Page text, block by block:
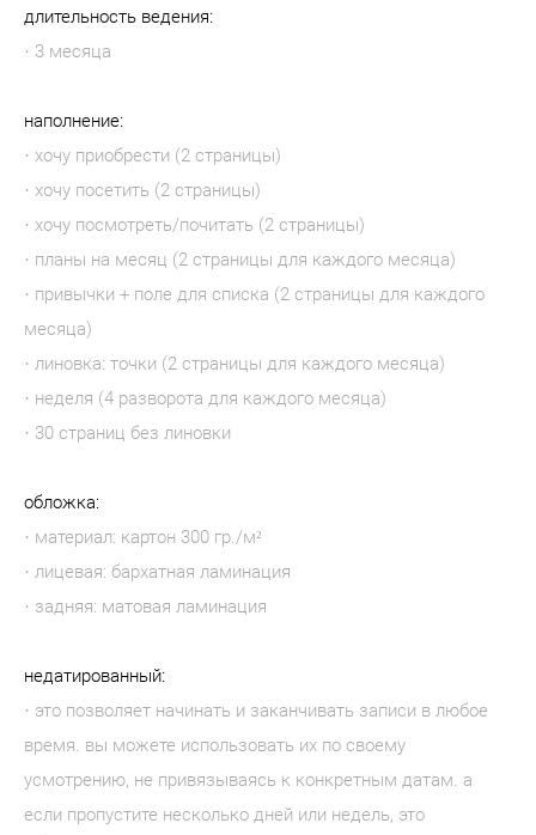
длительность ведения:
· 3 месяца
наполнение:
· хочу приобрести (2 страницы)
· хочу посетить (2 страницы)
· хочу посмотреть/почитать (2 страницы)
· планы на месяц (2 страницы для каждого месяца)
· привычки + поле для списка (2 страницы для каждого
месяца)
· линовка: точки (2 страницы для каждого месяца)
· неделя (4 разворота для каждого месяца)
· 30 страниц без линовки
обложка:
· материал: картон 300 гр./м²
· лицевая: бархатная ламинация
· задняя: матовая ламинация
недатированный:
· это позволяет начинать и заканчивать записи в любое
время. вы можете использовать их по своему
усмотрению, не привязываясь к конкретным датам. а
если пропустите несколько дней или недель, это